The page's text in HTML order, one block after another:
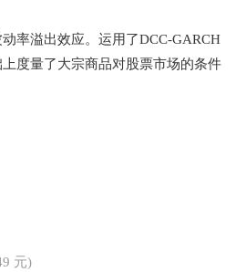
率溢出效应。运用了DCC-GARCH
度量了大宗商品对股票市场的条件
元)